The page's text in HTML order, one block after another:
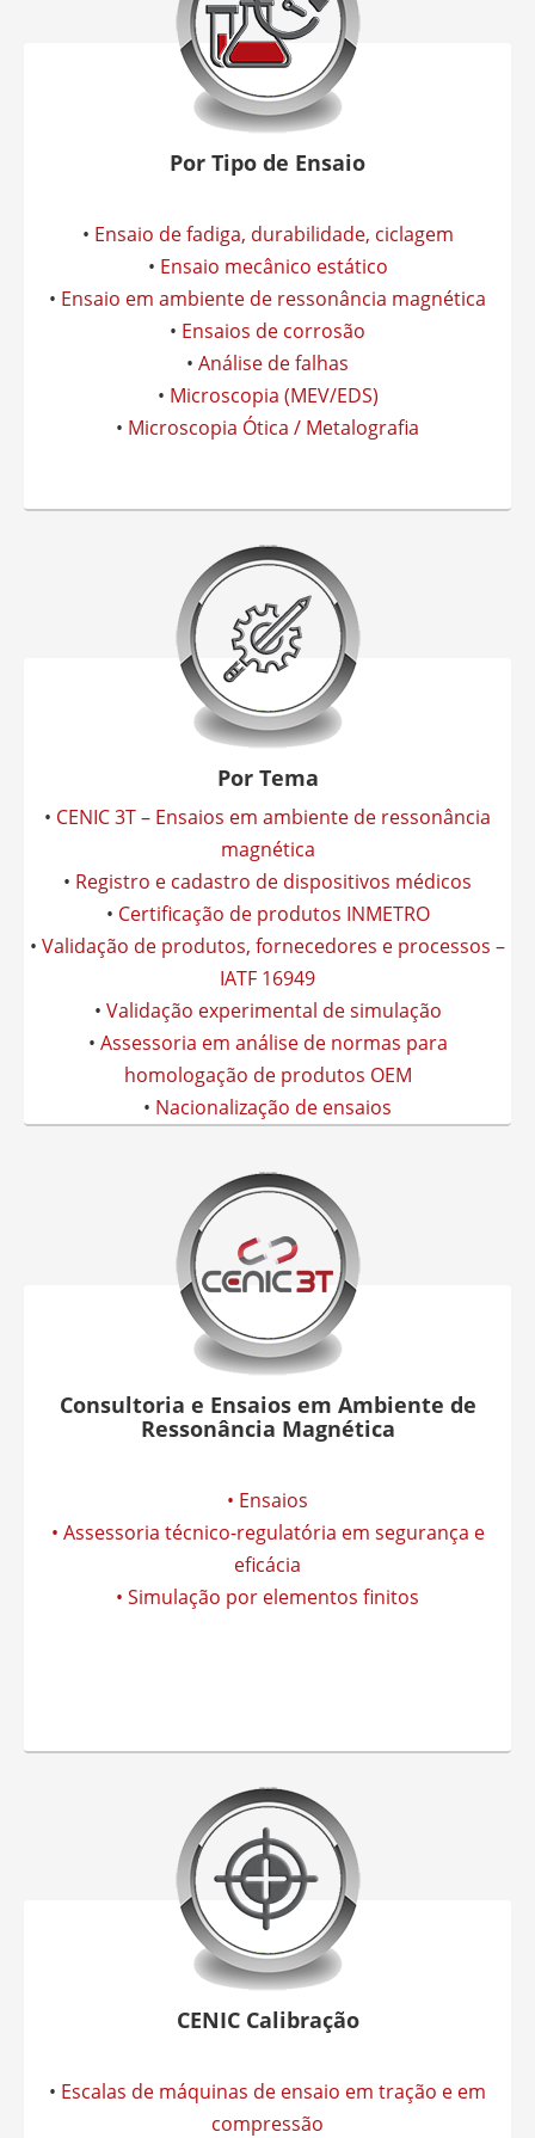
Por Tipo de Ensaio
• Ensaio de fadiga, durabilidade, ciclagem
• Ensaio mecânico estático
• Ensaio em ambiente de ressonância magnética
• Ensaios de corrosão
• Análise de falhas
• Microscopia (MEV/EDS)
• Microscopia Ótica / Metalografia
Por Tema
• CENIC 3T – Ensaios em ambiente de ressonância
magnética
• Registro e cadastro de dispositivos médicos
• Certificação de produtos INMETRO
• Validação de produtos, fornecedores e processos –
IATF 16949
• Validação experimental de simulação
• Assessoria em análise de normas para
homologação de produtos OEM
• Nacionalização de ensaios
Consultoria e Ensaios em Ambiente de
Ressonância Magnética
• Ensaios
• Assessoria técnico-regulatória em segurança e
eficácia
• Simulação por elementos finitos
CENIC Calibração
• Escalas de máquinas de ensaio em tração e em
compressão